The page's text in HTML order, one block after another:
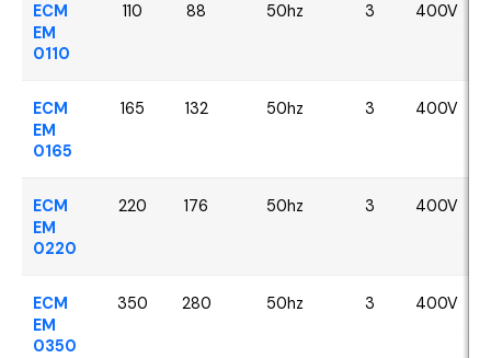
ECM
EM
0110
110 88 50hz 3 400V
ECM
EM
0165
165 132 50hz 3 400V
ECM
EM
0220
220 176 50hz 3 400V
ECM
EM
0350
350 280 50hz 3 400V